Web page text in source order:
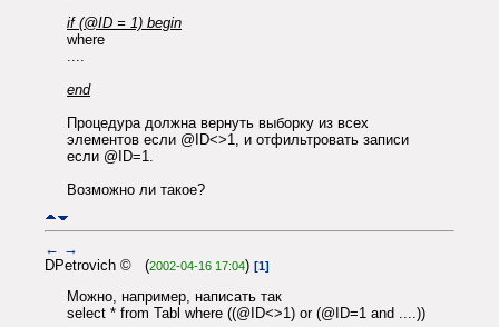
if (@ID = 1) begin
where
....
end
Процедура должна вернуть выборку из всех
элементов если @ID<>1, и отфильтровать записи
если @ID=1.
Возможно ли такое?
← →
DPetrovich © (2002-04-16 17:04) [1]
Можно, например, написать так
select * from Tabl where ((@ID<>1) or (@ID=1 and ....))